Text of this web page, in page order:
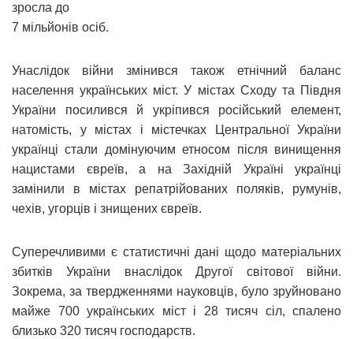
зросла до
7 мільйонів осіб.
Унаслідок війни змінився також етнічний баланс
населення українських міст. У містах Сходу та Півдня
України посилився й укріпився російський елемент,
натомість, у містах і містечках Центральної України
українці стали домінуючим етносом після винищення
нацистами євреїв, а на Західній Україні українці
замінили в містах репатрійованих поляків, румунів,
чехів, угорців і знищених євреїв.
Суперечливими є статистичні дані щодо матеріальних
збитків України внаслідок Другої світової війни.
Зокрема, за твердженнями науковців, було зруйновано
майже 700 українських міст і 28 тисяч сіл, спалено
близько 320 тисяч господарств.